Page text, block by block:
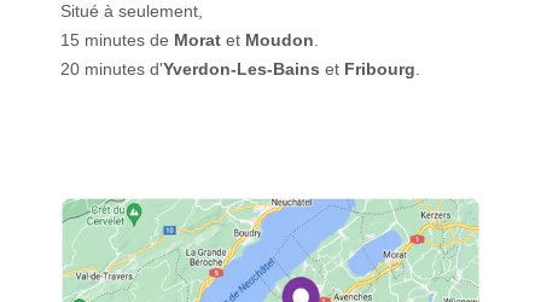
Situé à seulement,
15 minutes de Morat et Moudon
20 minutes d'Yverdon-Les-Bains et Fribourg